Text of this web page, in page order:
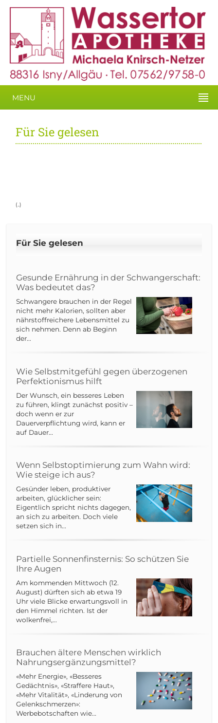
MENU
Für Sie gelesen
(..)
Für Sie gelesen
Gesunde Ernährung in der Schwangerschaft:
Was bedeutet das?
Schwangere brauchen in der Regel
nicht mehr Kalorien, sollten aber
nährstoffreichere Lebensmittel zu
sich nehmen. Denn ab Beginn
der...
Wie Selbstmitgefühl gegen überzogenen
Perfektionismus hilft
Der Wunsch, ein besseres Leben
zu führen, klingt zunächst positiv –
doch wenn er zur
Dauerverpflichtung wird, kann er
auf Dauer...
Wenn Selbstoptimierung zum Wahn wird:
Wie steige ich aus?
Gesünder leben, produktiver
arbeiten, glücklicher sein:
Eigentlich spricht nichts dagegen,
an sich zu arbeiten. Doch viele
setzen sich in...
Partielle Sonnenfinsternis: So schützen Sie
Ihre Augen
Am kommenden Mittwoch (12.
August) dürften sich ab etwa 19
Uhr viele Blicke erwartungsvoll in
den Himmel richten. Ist der
wolkenfrei,...
Brauchen ältere Menschen wirklich
Nahrungsergänzungsmittel?
«Mehr Energie», «Besseres
Gedächtnis», «Straffere Haut»,
«Mehr Vitalität», «Linderung von
Gelenkschmerzen»:
Werbebotschaften wie...